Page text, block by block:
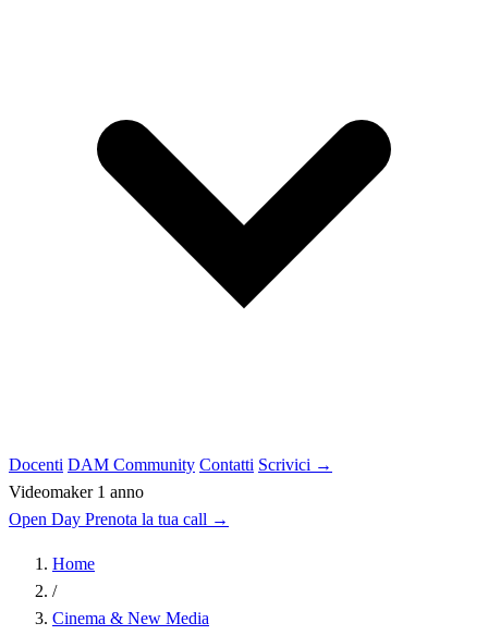
Docenti DAM Community Contatti Scrivici →
Videomaker 1 anno
Open Day Prenota la tua call →
Home
/
Cinema & New Media